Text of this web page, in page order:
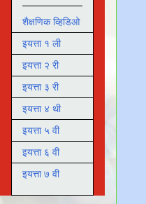
शैक्षणिक व्हिडिओ
इयत्ता १ ली
इयत्ता २ री
इयत्ता ३ री
इयत्ता ४ थी
इयत्ता ५ वी
इयत्ता ६ वी
इयत्ता ७ वी